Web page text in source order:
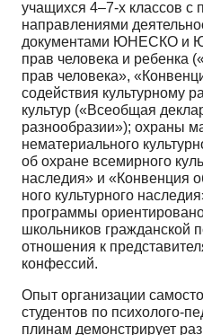
учащихся 4–7-х классов с
направлениями
документами ЮНЕСКО и
прав человека и ребенка
прав человека»,
содействия культурному
культур («Всеобщая
разнообразии»); охраны
нематериального
об охране всемирного
наследия» и «Конвенция
ного культурного
программы
школьни­ков гражданской
отношения к
конфессий.
Опыт организации
студентов по психолого-
плинам демонстрирует